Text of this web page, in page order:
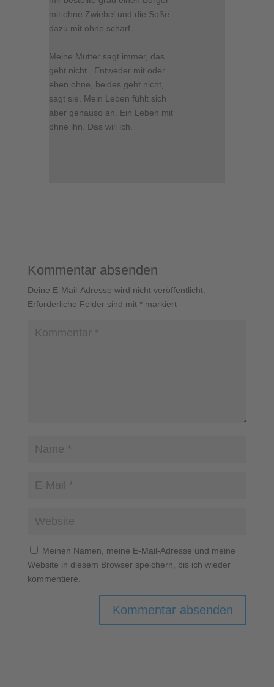
mit ohne Zwiebel und die Soße
dazu mit ohne scharf.
Meine Mutter sagt immer, das
geht nicht. Entweder mit oder
eben ohne, beides geht nicht,
sagt sie. Mein Leben fühlt sich
aber genauso an. Ein Leben mit
ohne ihn. Das will ich.
Kommentar absenden
Deine E-Mail-Adresse wird nicht veröffentlicht.
Erforderliche Felder sind mit *markiert
Meinen Namen, meine E-Mail-Adresse und meine
Website in diesem Browser speichern, bis ich wieder
kommentiere.